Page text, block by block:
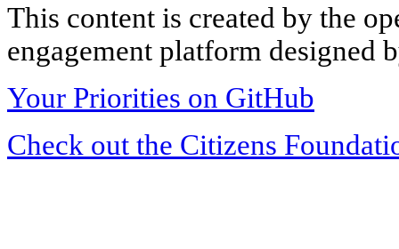
This content is created by the
engagement platform designed
Your Priorities on GitHub
Check out the Citizens